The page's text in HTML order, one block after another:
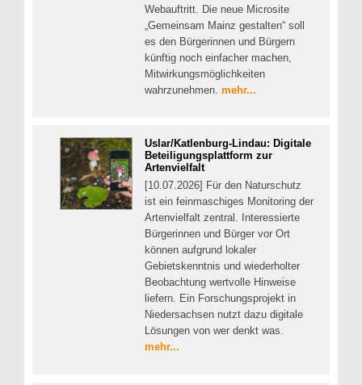
Webauftritt. Die neue Microsite
„Gemeinsam Mainz gestalten“ soll
es den Bürgerinnen und Bürgern
künftig noch einfacher machen,
Mitwirkungsmöglichkeiten
wahrzunehmen. mehr...
Uslar/Katlenburg-Lindau: Digitale
Beteiligungsplattform zur
Artenvielfalt
[10.07.2026] Für den Naturschutz
ist ein feinmaschiges Monitoring der
Artenvielfalt zentral. Interessierte
Bürgerinnen und Bürger vor Ort
können aufgrund lokaler
Gebietskenntnis und wiederholter
Beobachtung wertvolle Hinweise
liefern. Ein Forschungsprojekt in
Niedersachsen nutzt dazu digitale
Lösungen von wer denkt was.
mehr...